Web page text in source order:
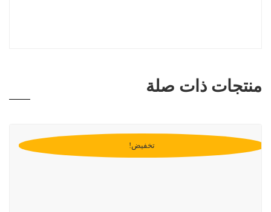
منتجات ذات صلة
تخفيض!